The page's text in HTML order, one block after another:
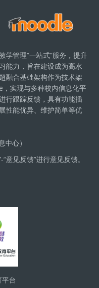
学管理“一站式”服务，提升
能力，旨在建设成为高水
融合基础架构作为技术架
实现与多种校内信息化平
行跟踪反馈，具有功能插
性能优异、维护简单等优
中心）
意见反馈”进行意见反馈。
平台